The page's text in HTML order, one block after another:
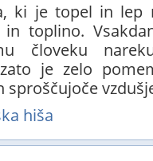
ki je topel in lep
in toplino.
človeku
je zelo
hiša